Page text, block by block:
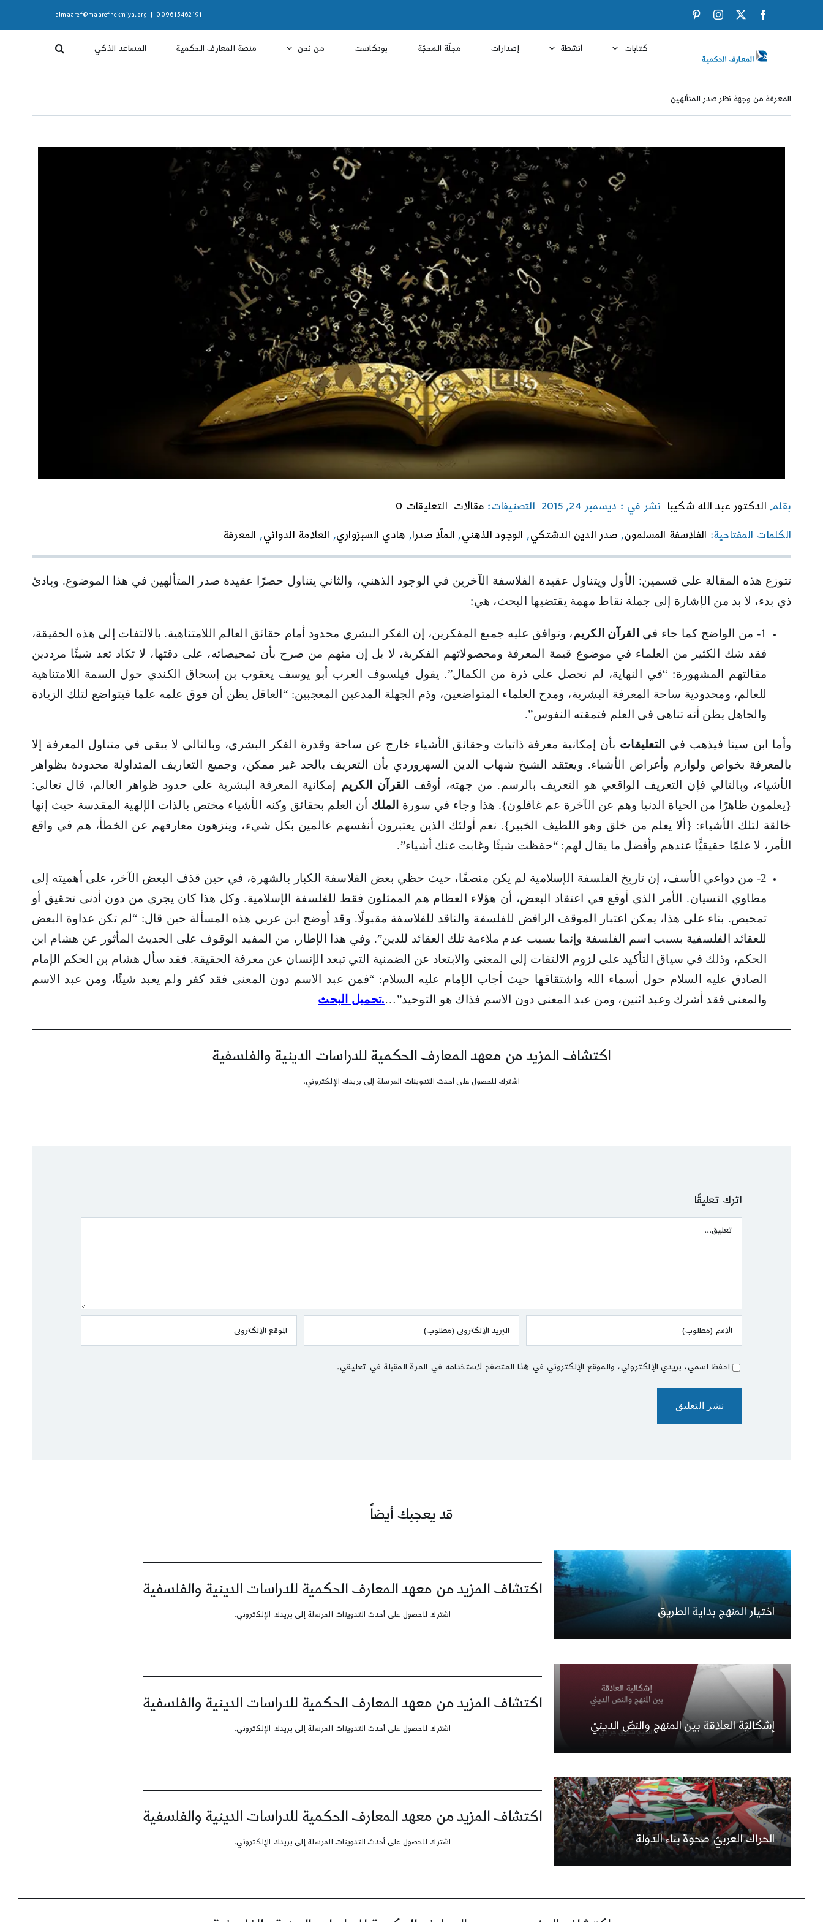
Facebook
X
Instagram
009615462191
almaaref@maarefhekmiya.org
كتابات أنشطة إصدارات مجلّة المحجّة بودكاست من نحن منصة المعارف الحكمية المساعد الذكي
المعرفة من وجهة نظر صدر المتألهين
بقلم الدكتور عبد الله شكيبا نشر في : ديسمبر 24, 2015 التصنيفات: مقالات التعليقات 0
on
وجهة
نظر
المتألهين
الكلمات المفتاحية: الفلاسفة المسلمون, صدر الدين الدشتكي, الوجود الذهني, الملّا صدرا, هادي السبزواري, العلامة الدواني, المعرفة
تتوزع هذه المقالة على قسمين: الأول ويتناول عقيدة الفلاسفة الآخرين في الوجود الذهني، والثاني يتناول حصرًا عقيدة صدر المتألهين في هذا الموضوع. وبادئ
ذي بدء، لا بد من الإشارة إلى جملة نقاط مهمة يقتضيها البحث، هي:
1- من الواضح كما جاء في القرآن الكريم، وتوافق عليه جميع المفكرين، إن الفكر البشري محدود أمام حقائق العالم اللامتناهية. بالالتفات إلى هذه الحقيقة،
فقد شك الكثير من العلماء في موضوع قيمة المعرفة ومحصولاتهم الفكرية، لا بل إن منهم من صرح بأن تمحيصاته، على دقتها، لا تكاد تعد شيئًا مرددين
مقالتهم المشهورة: “في النهاية، لم نحصل على ذرة من الكمال”. يقول فيلسوف العرب أبو يوسف يعقوب بن إسحاق الكندي حول السمة اللامتناهية
للعالم، ومحدودية ساحة المعرفة البشرية، ومدح العلماء المتواضعين، وذم الجهلة المدعين المعجبين: “العاقل يظن أن فوق علمه علما فيتواضع لتلك الزيادة
والجاهل يظن أنه تناهى في العلم فتمقته النفوس”.
وأما ابن سينا فيذهب في التعليقات بأن إمكانية معرفة ذاتيات وحقائق الأشياء خارج عن ساحة وقدرة الفكر البشري، وبالتالي لا يبقى في متناول المعرفة إلا
بالمعرفة بخواص ولوازم وأعراض الأشياء. ويعتقد الشيخ شهاب الدين السهروردي بأن التعريف بالحد غير ممكن، وجميع التعاريف المتداولة محدودة بظواهر
الأشياء، وبالتالي فإن التعريف الواقعي هو التعريف بالرسم. من جهته، أوقف
القرآن الكريم
إمكانية المعرفة البشرية على حدود ظواهر العالم، قال تعالى:
{يعلمون ظاهرًا من الحياة الدنيا وهم عن الآخرة عم غافلون}. هذا وجاء في سورة
الملك أن العلم بحقائق وكنه الأشياء مختص بالذات الإلهية المقدسة حيث إنها
خالقة لتلك الأشياء: {ألا يعلم من خلق وهو اللطيف الخبير}. نعم أولئك الذين يعتبرون أنفسهم عالمين بكل شيء، وينزهون معارفهم عن الخطأ، هم في واقع
الأمر، لا علمًا حقيقيًّا عندهم وأفضل ما يقال لهم: “حفظت شيئًا وغابت عنك أشياء”.
2- من دواعي الأسف، إن تاريخ الفلسفة الإسلامية لم يكن منصفًا، حيث حظي بعض الفلاسفة الكبار بالشهرة، في حين قذف البعض الآخر، على أهميته إلى
مطاوي النسيان. الأمر الذي أوقع في اعتقاد البعض، أن هؤلاء العظام هم الممثلون فقط للفلسفة الإسلامية. وكل هذا كان يجري من دون أدنى تحقيق أو
تمحيص. بناء على هذا، يمكن اعتبار الموقف الرافض للفلسفة والناقد للفلاسفة مقبولًا. وقد أوضح ابن عربي هذه المسألة حين قال: “لم تكن عداوة البعض
للعقائد الفلسفية بسبب اسم الفلسفة وإنما بسبب عدم ملاءمة تلك العقائد للدين”. وفي هذا الإطار، من المفيد الوقوف على الحديث المأثور عن هشام ابن
الحكم، وذلك في سياق التأكيد على لزوم الالتفات إلى المعنى والابتعاد عن الضمنية التي تبعد الإنسان عن معرفة الحقيقة. فقد سأل هشام بن الحكم الإمام
الصادق عليه السلام حول أسماء الله واشتقاقها حيث أجاب الإمام عليه السلام: “فمن عبد الاسم دون المعنى فقد كفر ولم يعبد شيئًا، ومن عبد الاسم
والمعنى فقد أشرك وعبد اثنين، ومن عبد المعنى دون الاسم فذاك هو التوحيد”….تحميل البحث
اكتشاف المزيد من معهد المعارف الحكمية للدراسات الدينية والفلسفية
اشترك للحصول على أحدث التدوينات المرسلة إلى بريدك الإلكتروني.
اترك تعليقًا
Comment
احفظ اسمي، بريدي الإلكتروني، والموقع الإلكتروني في هذا المتصفح لاستخدامه في المرة المقبلة في تعليقي.
قد يعجبك أيضاً
اختيار المنهج بداية الطريق
اكتشاف المزيد من معهد المعارف الحكمية للدراسات الدينية والفلسفية
اشترك للحصول على أحدث التدوينات المرسلة إلى بريدك الإلكتروني.
إشكاليّة العلاقة بين المنهج والنصّ الدينيّ
اكتشاف المزيد من معهد المعارف الحكمية للدراسات الدينية والفلسفية
اشترك للحصول على أحدث التدوينات المرسلة إلى بريدك الإلكتروني.
الحراك العربيّ صحوة بناء الدولة
اكتشاف المزيد من معهد المعارف الحكمية للدراسات الدينية والفلسفية
اشترك للحصول على أحدث التدوينات المرسلة إلى بريدك الإلكتروني.